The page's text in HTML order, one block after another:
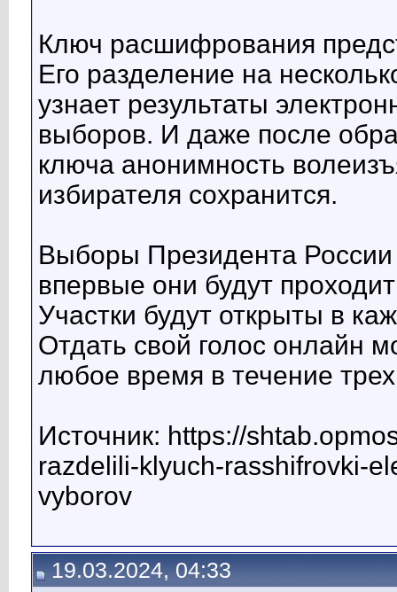
Ключ расшифрования
Его разделение на
узнает результаты
выборов. И даже после
ключа анонимность
избирателя сохранится.
Выборы Президента России
впервые они будут
Участки будут открыты в
Отдать свой голос онлайн
любое время в течение
Источник: https://
razdelili-klyuch-rasshifrovki-
vyborov
19.03.2024, 04:33